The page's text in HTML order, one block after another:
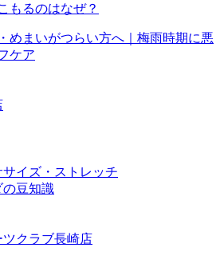
もるのはなぜ？
イズ・ストレッチ
の豆知識
ツクラブ長崎店